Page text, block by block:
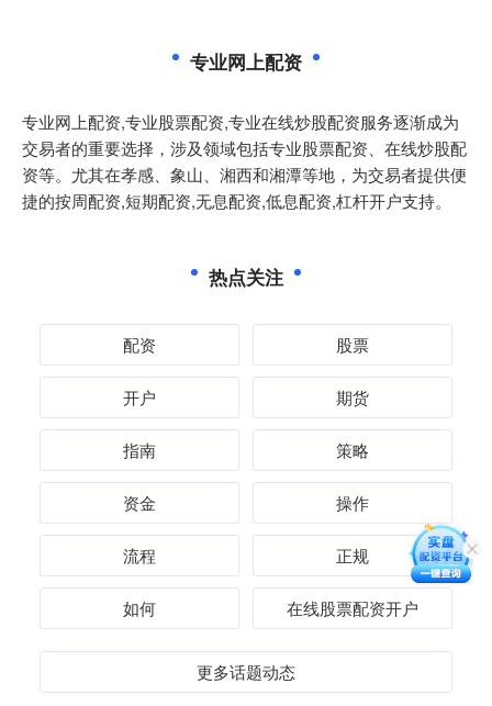
专业网上配资
专业网上配资,专业股票配资,专业在线炒股配资服务逐渐成为
交易者的重要选择，涉及领域包括专业股票配资、在线炒股配
资等。尤其在孝感、象山、湘西和湘潭等地，为交易者提供便
捷的按周配资,短期配资,无息配资,低息配资,杠杆开户支持。
热点关注
配资 股票
开户 期货
指南 策略
资金 操作
流程 正规
如何 在线股票配资开户
更多话题动态